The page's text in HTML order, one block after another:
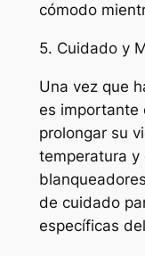
cómodo
5. Cuidado y
Una vez que
es importante
prolongar su
temperatura y
de cuidado
específicas